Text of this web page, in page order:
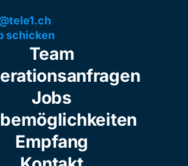
schicken
Team
Jobs
Empfang